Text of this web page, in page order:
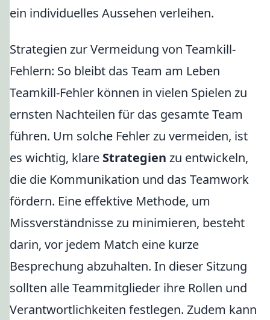
ein individuelles Aussehen verleihen.
Strategien zur Vermeidung von Teamkill-
Fehlern: So bleibt das Team am Leben
Teamkill-Fehler können in vielen Spielen zu
ernsten Nachteilen für das gesamte Team
führen. Um solche Fehler zu vermeiden, ist
es wichtig, klare Strategien zu entwickeln,
die die Kommunikation und das Teamwork
fördern. Eine effektive Methode, um
Missverständnisse zu minimieren, besteht
darin, vor jedem Match eine kurze
Besprechung abzuhalten. In dieser Sitzung
sollten alle Teammitglieder ihre Rollen und
Verantwortlichkeiten festlegen. Zudem kann